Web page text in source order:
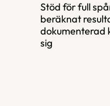
Stöd för full
beräknat
dokumenterad
sig